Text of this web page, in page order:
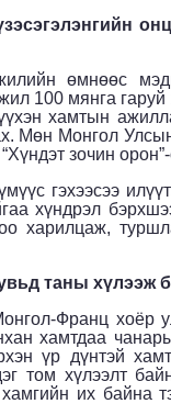
өмнөөс
100 мянга
хамтын
Мөн Монгол
зочин
гэхээсээ
хүндрэл
харилцаж,
таны хүлээж
Франц хоёр
хамтдаа
үр дүнтэй
том хүлээлт
их байна